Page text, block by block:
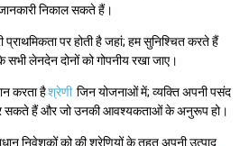
निकाल सकते हैं।
प्राथमिकता पर होती है जहां; हम सुनिश्चित करते हैं
लेनदेन दोनों को गोपनीय रखा जाए।
करता हैश्रेणी जिन योजनाओं में; व्यक्ति अपनी पसंद
सकते हैं और जो उनकी आवश्यकताओं के अनुरूप हो।
निवेशकों को की श्रेणियों के तहत अपनी उत्पाद